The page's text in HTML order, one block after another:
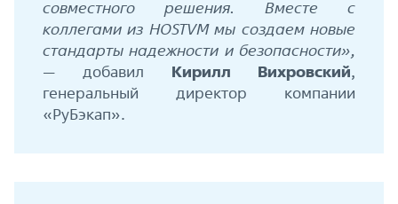
совместного решения. Вместе с
коллегами из HOSTVM мы создаем новые
стандарты надежности и безопасности»,
— добавил Кирилл Вихровский
генеральный директор компании
«РуБэкап».